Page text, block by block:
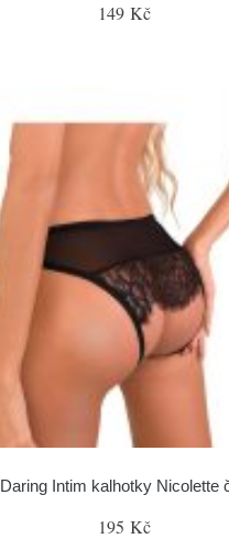
149 Kč
Daring Intim kalhotky Nicolette
195 Kč